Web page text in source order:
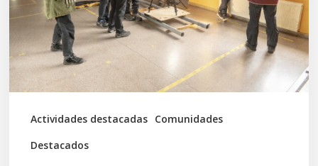
Actividades destacadas Comunidades
Destacados
largometraje
de
ficción
se
graba